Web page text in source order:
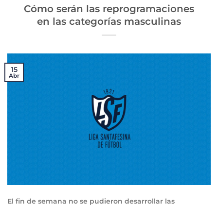
Cómo serán las reprogramaciones
en las categorías masculinas
15
Abr
El fin de semana no se pudieron desarrollar las